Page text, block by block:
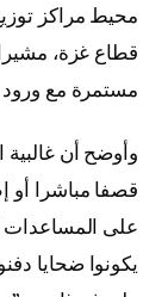
محيط مراكز
قطاع غزة، مشيرا
مستمرة مع
وأوضح أن
قصفا مباشرا أو
على المساعدات
يكونوا ضحايا